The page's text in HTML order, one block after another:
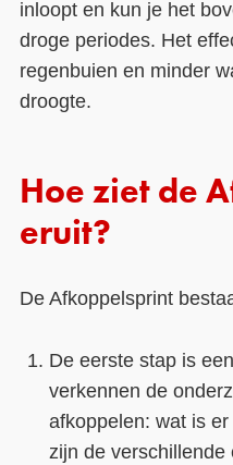
inloopt en kun je het
droge periodes. Het
regenbuien en minder
droogte.
Hoe ziet de
eruit?
De Afkoppelsprint
De eerste stap is
verkennen de
afkoppelen: wat is
zijn de verschillende